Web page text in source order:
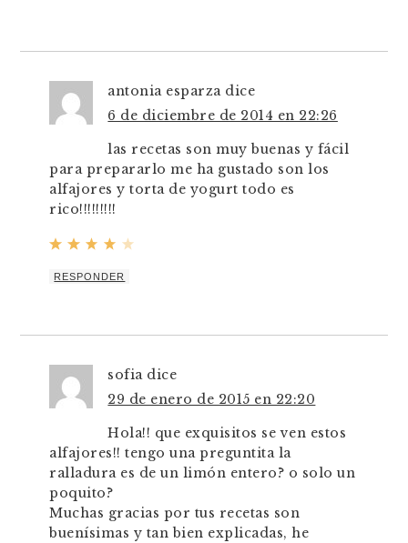
antonia esparza dice
6 de diciembre de 2014 en 22:26
las recetas son muy buenas y fácil
para prepararlo me ha gustado son los
alfajores y torta de yogurt todo es
rico!!!!!!!!!
RESPONDER
sofia dice
29 de enero de 2015 en 22:20
Hola!! que exquisitos se ven estos
alfajores!! tengo una preguntita la
ralladura es de un limón entero? o solo un
poquito?
Muchas gracias por tus recetas son
buenísimas y tan bien explicadas, he